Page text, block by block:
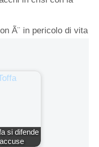
Ã¨ in pericolo di vita
si difende